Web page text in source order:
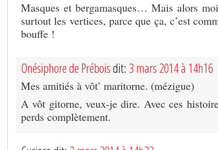
Masques et bergamasques… Mais alors
surtout les vertices, parce que ça, c’est
bouffe !
Onésiphore de Préboisdit: 3 mars 2014 à 14h16
Mes amitiés à vôt’ maritorne. (mézigue)
A vôt gitorne, veux-je dire. Avec ces
perds complètement.